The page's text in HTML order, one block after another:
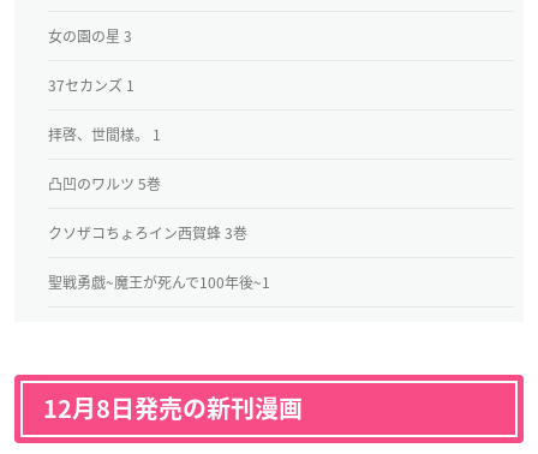
女の園の星 3
37セカンズ 1
拝啓、世間様。 1
凸凹のワルツ 5巻
クソザコちょろイン西賀蜂 3巻
聖戦勇戯~魔王が死んで100年後~1
12月8日発売の新刊漫画